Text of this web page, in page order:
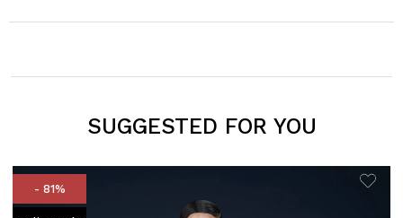
SUGGESTED FOR YOU
- 81%